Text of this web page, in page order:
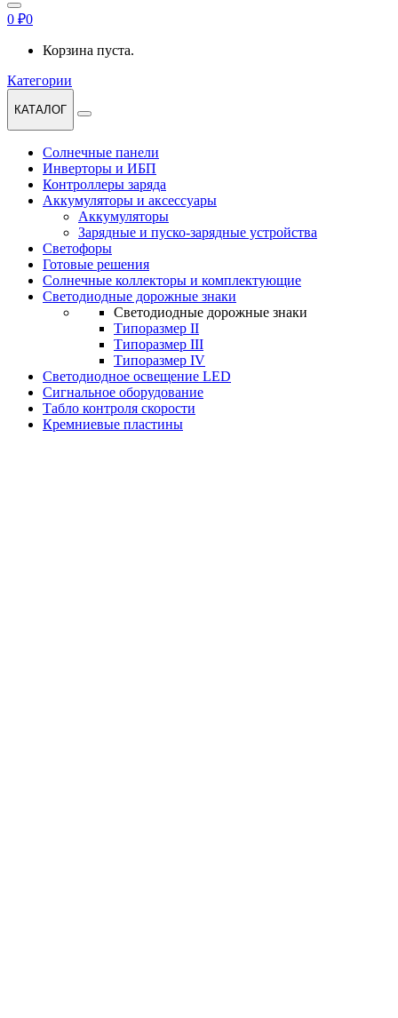
0 ₽0
Корзина пуста.
Категории
КАТАЛОГ
Солнечные панели
Инверторы и ИБП
Контроллеры заряда
Аккумуляторы и аксессуары
Аккумуляторы
Зарядные и пуско-зарядные устройства
Светофоры
Готовые решения
Солнечные коллекторы и комплектующие
Светодиодные дорожные знаки
Светодиодные дорожные знаки
Типоразмер II
Типоразмер III
Типоразмер IV
Светодиодное освещение LED
Сигнальное оборудование
Табло контроля скорости
Кремниевые пластины